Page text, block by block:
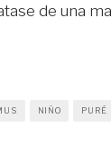
de una
NIÑO PURÉ